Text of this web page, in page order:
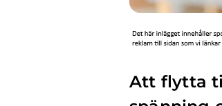
Att flytta